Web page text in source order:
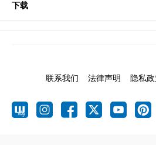
下载
联系我们 法律声明 隐私